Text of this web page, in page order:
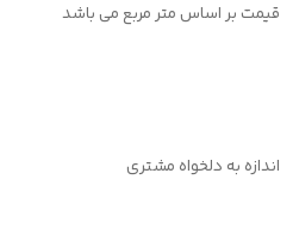
قیمت بر اساس متر مربع می باشد
اندازه به دلخواه مشتری